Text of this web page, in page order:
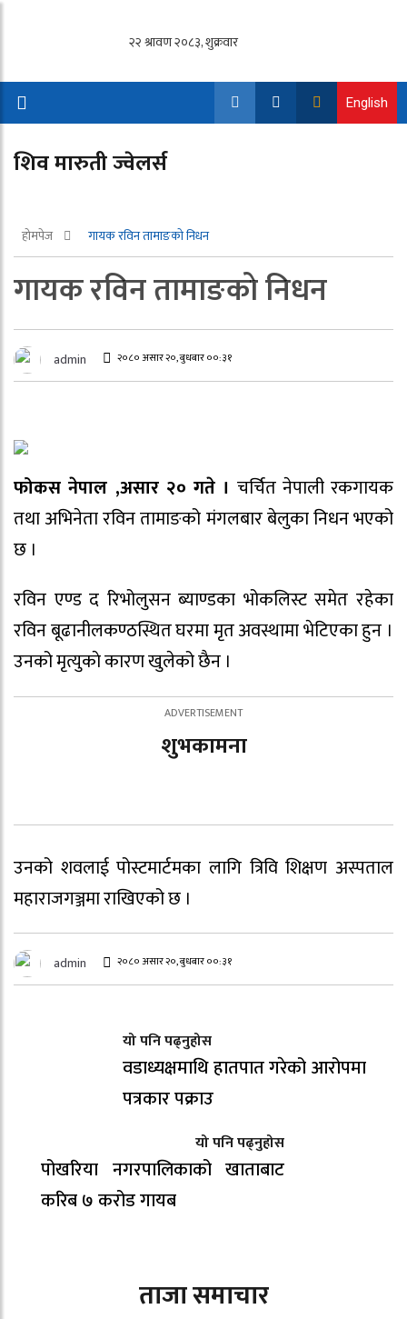
English
शिव मारुती ज्वेलर्स
होमपेज गायक रविन तामाङकाे निधन
गायक रविन तामाङकाे निधन
admin २०८० असार २०, बुधबार ००:३१
फोकस नेपाल ,असार २० गते । चर्चित नेपाली रकगायक
तथा अभिनेता रविन तामाङको मंगलबार बेलुका निधन भएको
छ ।
रविन एण्ड द रिभोलुसन ब्याण्डका भोकलिस्ट समेत रहेका
रविन बूढानीलकण्ठस्थित घरमा मृत अवस्थामा भेटिएका हुन ।
उनको मृत्युकाे कारण खुलेको छैन ।
शुभकामना
उनको शवलाई पोस्टमार्टमका लागि त्रिवि शिक्षण अस्पताल
महाराजगञ्जमा राखिएको छ ।
admin २०८० असार २०, बुधबार ००:३१
यो पनि पढ्नुहोस
वडाध्यक्षमाथि हातपात गरेको आरोपमा
पत्रकार पक्राउ
यो पनि पढ्नुहोस
पोखरिया नगरपालिकाको खाताबाट
करिब ७ करोड गायब
ताजा समाचार